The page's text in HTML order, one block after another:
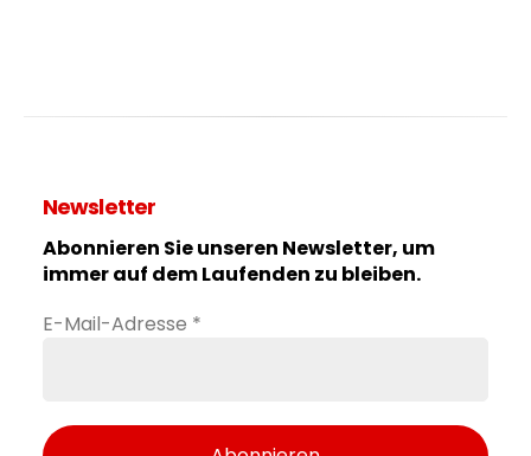
Newsletter
Abonnieren Sie unseren Newsletter, um
immer auf dem Laufenden zu bleiben.
E-Mail-Adresse *